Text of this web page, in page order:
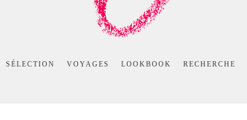
SÉLECTION VOYAGES LOOKBOOK RECHERCHE